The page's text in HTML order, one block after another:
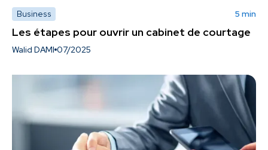
Business 5 min
Les étapes pour ouvrir un cabinet de courtage
Walid DAMI 07/2025